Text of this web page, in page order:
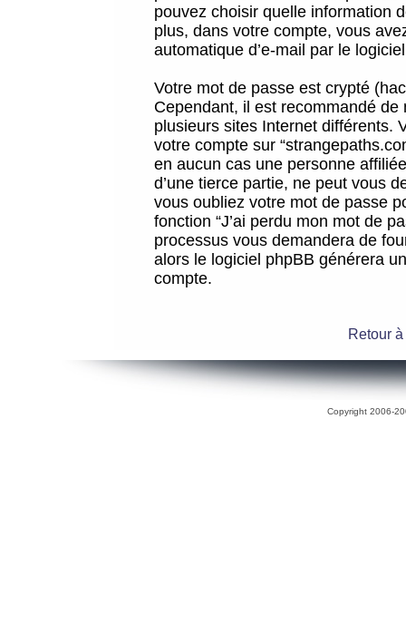
pouvez choisir quelle information
plus, dans votre compte, vous
automatique d’e-mail par le
Votre mot de passe est crypté
Cependant, il est recommandé
plusieurs sites Internet différents.
votre compte sur
en aucun cas une personne
d’une tierce partie, ne peut vous
vous oubliez votre mot de passe
fonction “J’ai perdu mon mot de
processus vous demandera de
alors le logiciel phpBB générera
compte.
Retour
Copyright 2006-